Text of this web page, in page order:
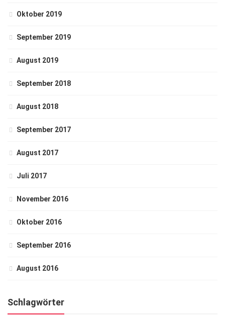
Oktober 2019
September 2019
August 2019
September 2018
August 2018
September 2017
August 2017
Juli 2017
November 2016
Oktober 2016
September 2016
August 2016
Schlagwörter